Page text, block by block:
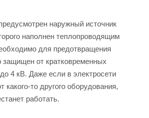
наружный источник
наполнен теплопроводящим
для предотвращения
защищен от кратковременных
4 кВ. Даже если в электросети
какого-то другого оборудования,
работать.